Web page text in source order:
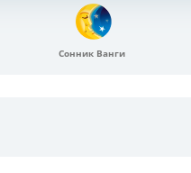
Сонник Ванги